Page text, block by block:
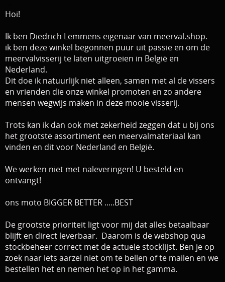
Hoi!
Ik ben Diedrich Lemmens eigenaar van meerval.shop.
ik ben deze winkel begonnen puur uit passie en om de
meervalvisserij te laten uitgroeien in België en
Nederland.
Dit doe ik natuurlijk niet alleen, samen met al de vissers
en vrienden die onze winkel promoten en zo andere
mensen wegwijs maken in deze mooie visserij.
Trots kan ik dan ook met zekerheid zeggen dat u bij ons
het grootste assortiment een meervalmateriaal kan
vinden en dit voor Nederland en België.
We werken niet met naleveringen! U besteld en
ontvangt!
ons moto BIGGER BETTER .....BEST
De grootste prioriteit ligt voor mij dat alles betaalbaar
blijft en direct leverbaar. Daarom is de webshop qua
stockbeheer correct met de actuele stocklijst. Ben je op
zoek naar iets aarzel niet om te bellen of te mailen en we
bestellen het en nemen het op in het gamma.